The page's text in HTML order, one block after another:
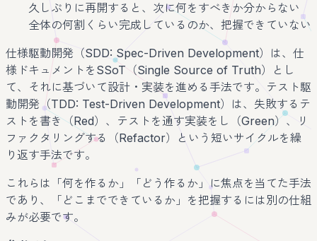
久しぶりに再開すると、次に何をすべきか分からない
全体の何割くらい完成しているのか、把握できていない
仕様駆動開発（SDD: Spec-Driven Development）は、仕
様ドキュメントをSSoT（Single Source of Truth）とし
て、それに基づいて設計・実装を進める手法です。テスト駆
動開発（TDD: Test-Driven Development）は、失敗するテ
ストを書き（Red）、テストを通す実装をし（Green）、リ
ファクタリングする（Refactor）という短いサイクルを繰
り返す手法です。
これらは「何を作るか」「どう作るか」に焦点を当てた手法
であり、「どこまでできているか」を把握するには別の仕組
みが必要です。